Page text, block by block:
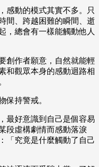
感動的模式其實不多。只
間、跨越困難的瞬間、逝
，總會有一樣能觸動他人
創作者願意，自然就能輕
和觀眾本身的感動迴路相
保持警戒。
最好意識到自己是個容易
段虛構劇情而感動落淚
「究竟是什麼觸動了自己